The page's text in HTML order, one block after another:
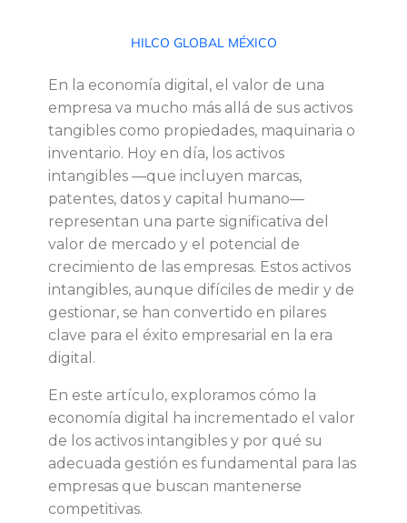
v
a
o
d
e
o
HILCO GLOBAL MÉXICO
En la economía digital, el valor de una
empresa va mucho más allá de sus activos
tangibles como propiedades, maquinaria o
inventario. Hoy en día, los activos
intangibles —que incluyen marcas,
patentes, datos y capital humano—
representan una parte significativa del
valor de mercado y el potencial de
crecimiento de las empresas. Estos activos
intangibles, aunque difíciles de medir y de
gestionar, se han convertido en pilares
clave para el éxito empresarial en la era
digital.
En este artículo, exploramos cómo la
economía digital ha incrementado el valor
de los activos intangibles y por qué su
adecuada gestión es fundamental para las
empresas que buscan mantenerse
competitivas.